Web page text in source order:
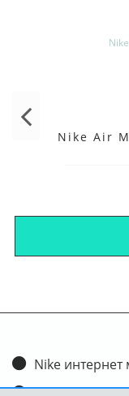
Nike Air
Nike интернет